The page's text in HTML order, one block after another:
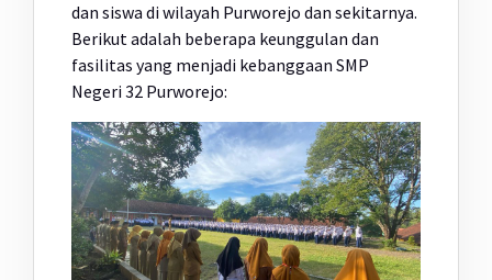
dan siswa di wilayah Purworejo dan sekitarnya.
Berikut adalah beberapa keunggulan dan
fasilitas yang menjadi kebanggaan SMP
Negeri 32 Purworejo: